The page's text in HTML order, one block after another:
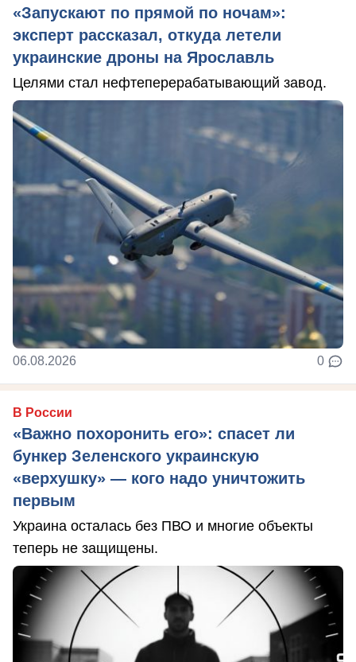
«Запускают по прямой по ночам»:
эксперт рассказал, откуда летели
украинские дроны на Ярославль
Целями стал нефтеперерабатывающий завод.
06.08.2026 0
В России
«Важно похоронить его»: спасет ли
бункер Зеленского украинскую
«верхушку» — кого надо уничтожить
первым
Украина осталась без ПВО и многие объекты
теперь не защищены.